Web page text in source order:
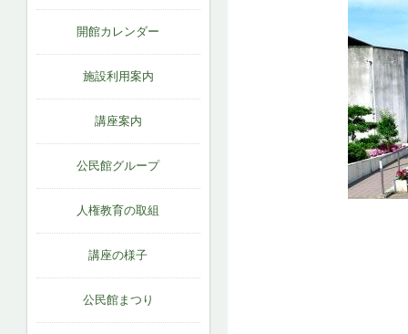
開館カレンダー
施設利用案内
講座案内
公民館グループ
人権教育の取組
講座の様子
公民館まつり